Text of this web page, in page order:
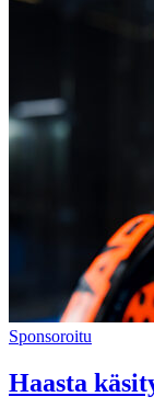
Sponsoroitu
Haasta